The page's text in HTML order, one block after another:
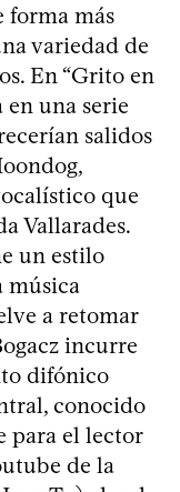
forma más
variedad de
En “Grito en
en una serie
salidos
que
Vallarades.
un estilo
música
a retomar
incurre
difónico
conocido
para el lector
de la